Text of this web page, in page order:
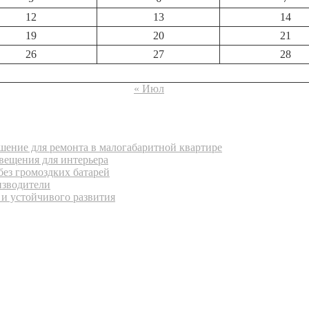
12
13
14
19
20
21
26
27 28
« Июл
для ремонта в малогабаритной квартире
для интерьера
громоздких батарей
устойчивого развития